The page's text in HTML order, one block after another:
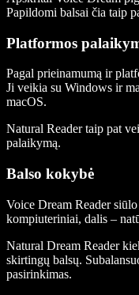
Papildomi balsai čia taip
Platformos
Pagal prieinamumą ir
Ji veikia su Windows ir
macOS.
Natural Reader taip pat
palaikymą.
Balso kokybė
Voice Dream Reader
kompiuteriniai, dalis –
Natural Dream Reader
skirtingų balsų.
pasirinkimas.